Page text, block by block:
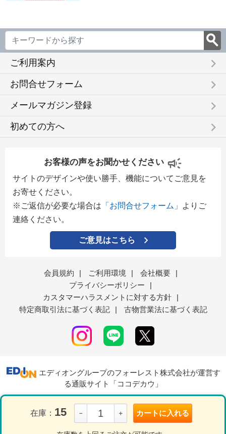
在庫： 15 － ＋ カートに入れる
ご利用案内 keyboard_arrow_right
お問合せフォーム keyboard_arrow_right
メールマガジン登録 keyboard_arrow_right
初めての方へ keyboard_arrow_right
お客様の声をお聞かせください
サイトのデザインや使い勝手、機能についてご意見を
お寄せください。
※ご返信が必要な場合は 「お問合せフォーム」
よりご
連絡ください。
ご意見はこちら
会員規約 | ご利用環境 | 会社概要
|
プライバシーポリシー
|
カスタマーハラスメントに対する方針
|
特定商取引法に基づく表記
| 古物営業法に基づく表記
エディオングループのフォーレスト株式会社が運営す
る通販サイト「ココデカウ」
表示モード ＰＣ スマートフォン